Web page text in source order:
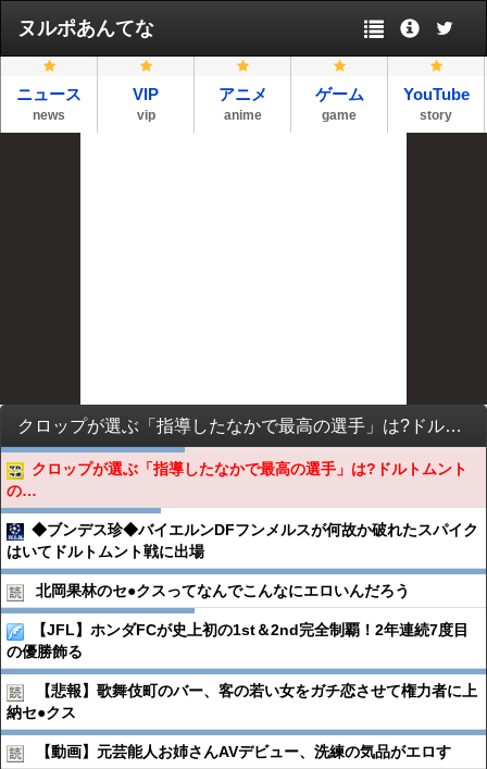
ヌルポあんてな
ニュース
news
VIP
vip
アニメ
anime
ゲーム
game
YouTube
story
クロップが選ぶ「指導したなかで最高の選手」は?ドルトムントの…
クロップが選ぶ「指導したなかで最高の選手」は?ドルトムント
の…
◆ブンデス珍◆バイエルンDFフンメルスが何故か破れたスパイク
はいてドルトムント戦に出場
北岡果林のセ●︎クスってなんでこんなにエロいんだろう
【JFL】ホンダFCが史上初の1st＆2nd完全制覇！2年連続7度目
の優勝飾る
【悲報】歌舞伎町のバー、客の若い女をガチ恋させて権力者に上
納セ●︎クス
【動画】元芸能人お姉さんAVデビュー、洗練の気品がエロす